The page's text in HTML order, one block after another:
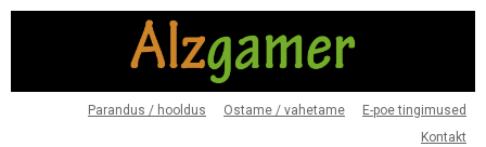
Parandus / hooldus Ostame / vahetame
E-poe tingimused
Kontakt